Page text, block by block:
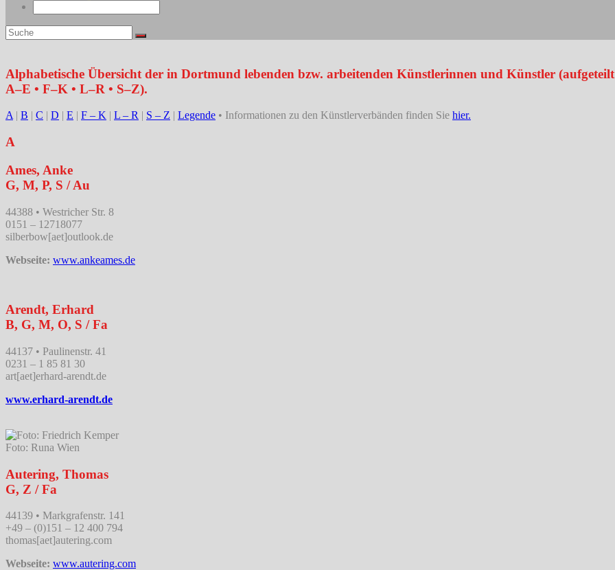
Alphabetische Übersicht der in Dortmund lebenden bzw. arbeitenden Künstlerinnen und Künstler
A–E • F–K • L–R • S–Z).
A| B | C | D | E | F – K | L – R | S – Z | Legende • Informationen zu den Künstlerverbänden finden Sie hier.
A
Ames, Anke
G, M, P, S / Au
44388 • Westricher Str. 8
0151 – 12718077
silberbow[aet]outlook.de
Webseite: www.ankeames.de
Arendt, Erhard
B, G, M, O, S / Fa
44137 • Paulinenstr. 41
0231 – 1 85 81 30
art[aet]erhard-arendt.de
www.erhard-arendt.de
Foto: Runa Wien
Autering, Thomas
G, Z / Fa
44139 • Markgrafenstr. 141
+49 – (0)151 – 12 400 794
thomas[aet]autering.com
Webseite: www.autering.com